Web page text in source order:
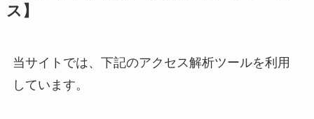
ス】
当サイトでは、下記のアクセス解析ツールを利用
しています。